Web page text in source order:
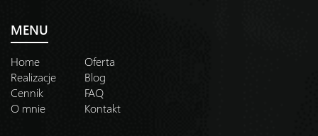
MENU
Home
Oferta
Realizacje
Blog
Cennik
FAQ
O mnie
Kontakt